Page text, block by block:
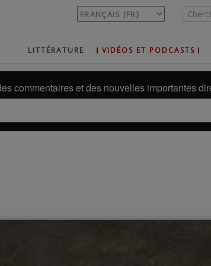
LITTÉRATURE VIDÉOS ET PODCASTS
commentaires et des nouvelles importantes